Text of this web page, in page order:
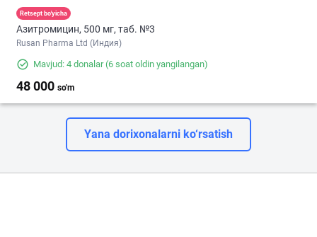
Retsept bo'yicha
Азитромицин, 500 мг, таб. №3
Rusan Pharma Ltd (Индия)
Mavjud: 4 donalar(6 soat oldin yangilangan)
48 000 so'm
Yana dorixonalarni ko‘rsatish